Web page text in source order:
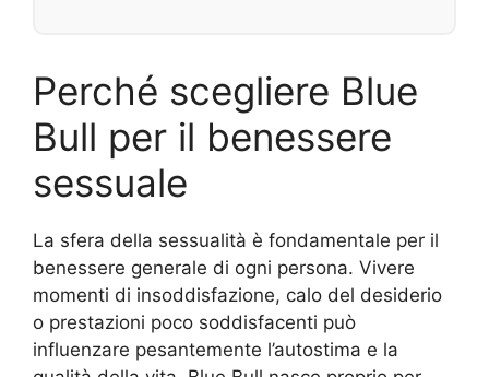
Perché scegliere Blue
Bull per il benessere
sessuale
La sfera della sessualità è fondamentale per il
benessere generale di ogni persona. Vivere
momenti di insoddisfazione, calo del desiderio
o prestazioni poco soddisfacenti può
influenzare pesantemente l’autostima e la